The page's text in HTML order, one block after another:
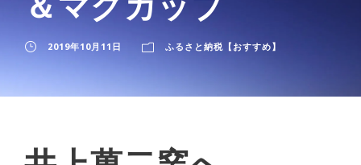
2019年10月11日 ふるさと納税【おすすめ】